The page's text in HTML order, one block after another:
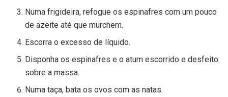
Numa frigideira, refogue os espinafres com um pouco
de azeite até que murchem.
Escorra o excesso de líquido.
Disponha os espinafres e o atum escorrido e desfeito
sobre a massa.
Numa taça, bata os ovos com as natas.